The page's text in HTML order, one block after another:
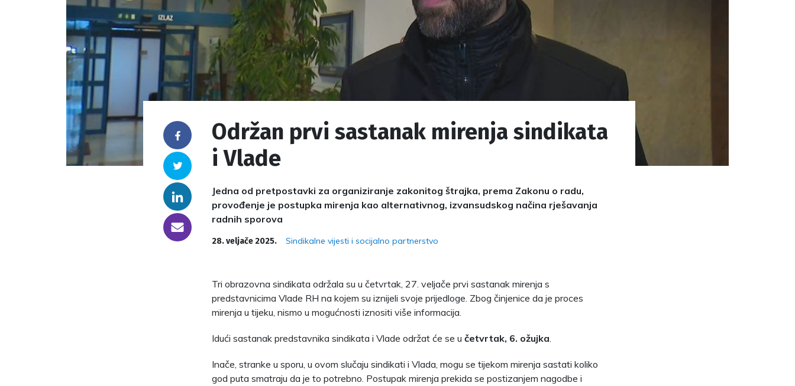
Facebook
Twitter
Linkedin
someone@yoursite.com
Održan prvi sastanak mirenja sindikata
i Vlade
Jedna od pretpostavki za organiziranje zakonitog štrajka, prema Zakonu o radu,
provođenje je postupka mirenja kao alternativnog, izvansudskog načina rješavanja
radnih sporova
28. veljače 2025. Sindikalne vijesti i socijalno partnerstvo
Tri obrazovna sindikata održala su u četvrtak, 27. veljače prvi sastanak mirenja s
predstavnicima Vlade RH na kojem su iznijeli svoje prijedloge. Zbog činjenice da je proces
mirenja u tijeku, nismo u mogućnosti iznositi više informacija.
Idući sastanak predstavnika sindikata i Vlade održat će se u četvrtak, 6. ožujka.
Inače, stranke u sporu, u ovom slučaju sindikati i Vlada, mogu se tijekom mirenja sastati koliko
god puta smatraju da je to potrebno. Postupak mirenja prekida se postizanjem nagodbe i